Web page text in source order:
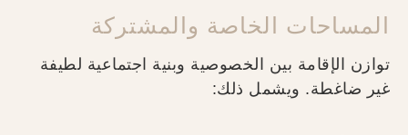
المساحات الخاصة والمشتركة
توازن الإقامة بين الخصوصية وبنية اجتماعية لطيفة
غير ضاغطة. ويشمل ذلك: